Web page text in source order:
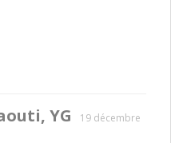
YG
19 décembre